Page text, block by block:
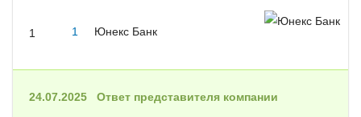
1 1 Юнекс Банк
24.07.2025 Ответ представителя компании